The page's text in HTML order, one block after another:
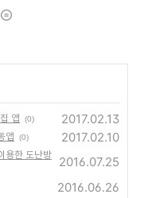
앱 (0) 2017.02.13
앱 (0) 2017.02.10
용한 도난방
2016.07.25
2016.06.26